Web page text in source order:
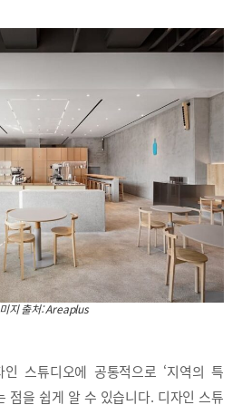
지 출처: Areaplus
스튜디오에 공통적으로 ‘지역의 특
점을 쉽게 알 수 있습니다. 디자인 스튜